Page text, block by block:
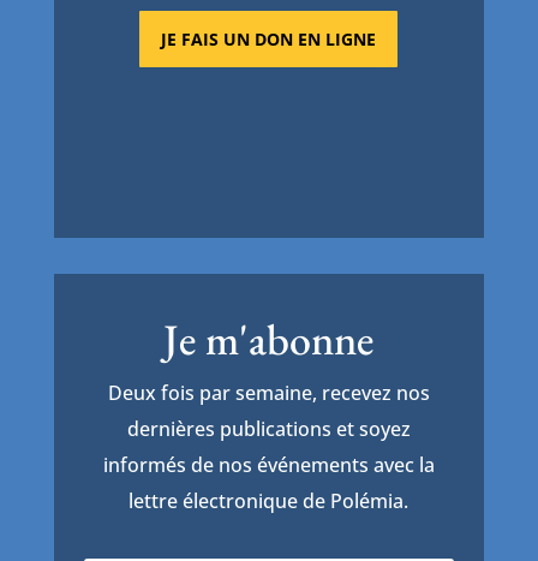
JE FAIS UN DON EN LIGNE
Je m'abonne
Deux fois par semaine, recevez nos
dernières publications et soyez
informés de nos événements avec la
lettre électronique de Polémia.